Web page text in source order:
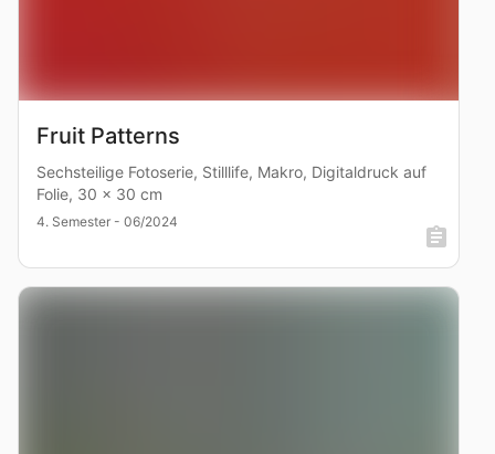
Fruit Patterns
Sechsteilige Fotoserie, Stilllife, Makro, Digitaldruck auf
Folie, 30 x 30 cm
4. Semester - 06/2024